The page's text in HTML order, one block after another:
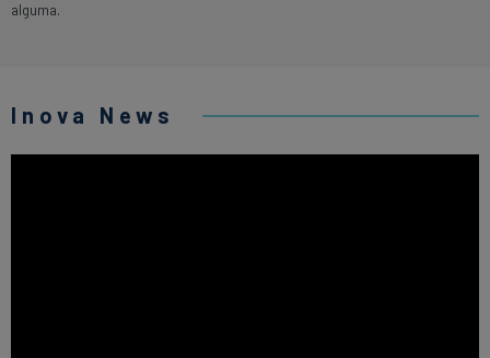
alguma.
Inova News